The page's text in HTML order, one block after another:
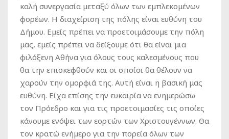
καλή συνεργασία μεταξύ όλων των εμπλεκομένων
φορέων. Η διαχείριση της πόλης είναι ευθύνη του
Δήμου. Εμείς πρέπει να προετοιμάσουμε την πόλη
μας, εμείς πρέπει να δείξουμε ότι θα είναι μια
φιλόξενη Αθήνα για όλους τους καλεσμένους που
θα την επισκεφθούν και οι οποίοι θα θέλουν να
χαρούν την ομορφιά της. Αυτή είναι η βασική μας
ευθύνη. Είχα επίσης την ευκαιρία να ενημερώσω
τον Πρόεδρο και για τις προετοιμασίες τις οποίες
κάνουμε ενόψει των εορτών των Χριστουγέννων. Θα
τον κρατώ ενήμερο για την πορεία όλων των